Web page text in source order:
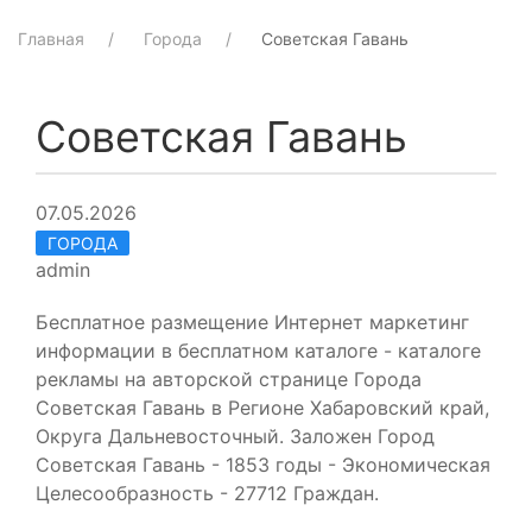
Главная Города Советская Гавань
Советская Гавань
07.05.2026
ГОРОДА
admin
Бесплатное размещение Интернет маркетинг
информации в бесплатном каталоге - каталоге
рекламы на авторской странице Города
Советская Гавань в Регионе Хабаровский край,
Округа Дальневосточный. Заложен Город
Советская Гавань - 1853 годы - Экономическая
Целесообразность - 27712 Граждан.